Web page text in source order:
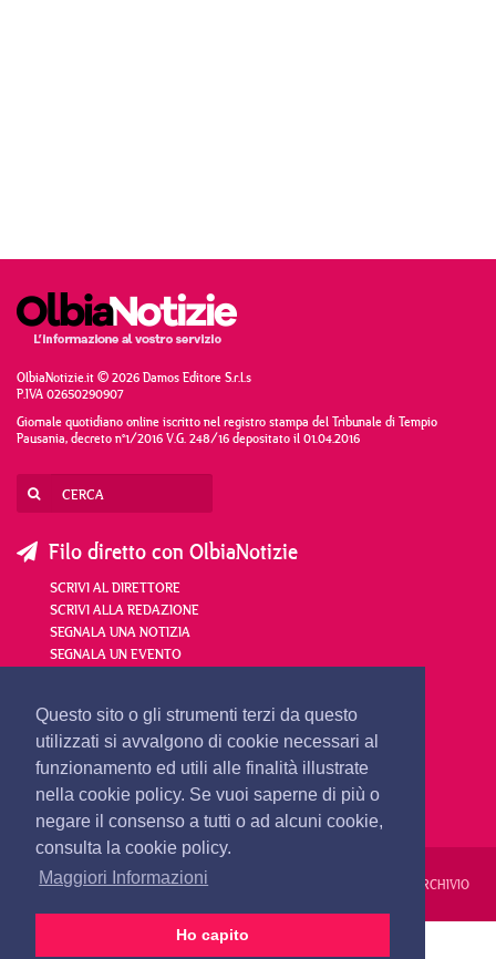
Questo sito o gli strumenti terzi da questo
utilizzati si avvalgono di cookie necessari al
funzionamento ed utili alle finalità illustrate
nella cookie policy. Se vuoi saperne di più o
negare il consenso a tutti o ad alcuni cookie,
consulta la cookie policy.
Maggiori Informazioni
Ho capito
OlbiaNotizie.it © 2026 Damos Editore S.r.l.s
P.IVA 02650290907
Giornale quotidiano online iscritto nel registro stampa del Tribunale di Tempio
Pausania, decreto n°1/2016 V.G. 248/16 depositato il 01.04.2016
Filo diretto con OlbiaNotizie
SCRIVI AL DIRETTORE
SCRIVI ALLA REDAZIONE
SEGNALA UNA NOTIZIA
SEGNALA UN EVENTO
redazione@olbianotizie.it
REDAZIONE PUBBLICITÀ PRIVACY E COOKIES ARCHIVIO
24 ORE VIDEO